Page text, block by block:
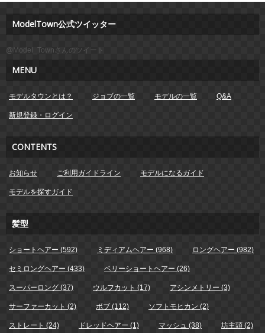
ModelTown公式ツイッター
@Model_Townさんのツイート
MENU
モデルタウンとは？ ジョブの一覧 モデルの一覧 Q&A
新規登録・ログイン
CONTENTS
お知らせ ご利用ガイドライン モデルになるガイド
モデルを探すガイド
髪型
ショートヘアー (592) ミディアムヘアー (968) ロングヘアー (982)
セミロングヘアー (433) ベリーショートヘアー (26)
スーパーロング (37) ウルフカット (17) アシンメトリー (3)
サーファーカット (2) ボブ (112) ソフトモヒカン (2)
ストレート (24) ドレッドヘアー (1) マッシュ (38) 坊主頭 (2)